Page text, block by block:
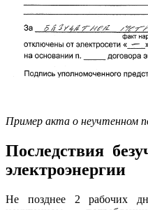
Пример акта о неучтенном
Последствия
электроэнергии
Не позднее 2 рабочих